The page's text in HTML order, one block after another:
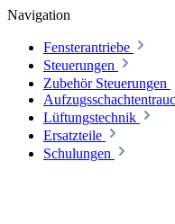
Navigation
Fensterantriebe
Steuerungen
Zubehör Steuerungen
Lüftungstechnik
Ersatzteile
Schulungen